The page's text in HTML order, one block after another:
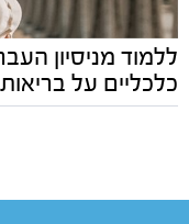
ללמוד מניסיון
כלכליים על